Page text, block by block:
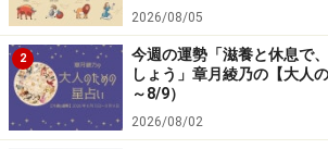
2026/08/05
2
今週の運勢「滋養と休息で
しょう」章月綾乃の【大人
～8/9）
2026/08/02